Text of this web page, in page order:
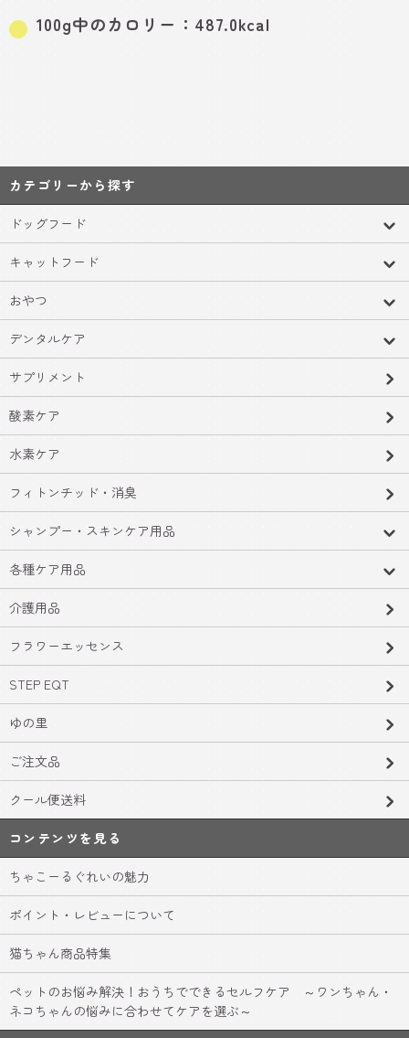
100g中のカロリー：487.0kcal
カテゴリーから探す
ドッグフード
キャットフード
おやつ
デンタルケア
サプリメント
酸素ケア
水素ケア
フィトンチッド・消臭
シャンプー・スキンケア用品
各種ケア用品
介護用品
フラワーエッセンス
STEP EQT
ゆの里
ご注文品
クール便送料
コンテンツを見る
ちゃこーるぐれいの魅力
ポイント・レビューについて
猫ちゃん商品特集
ペットのお悩み解決！おうちでできるセルフケア ～ワンちゃん・
ネコちゃんの悩みに合わせてケアを選ぶ～